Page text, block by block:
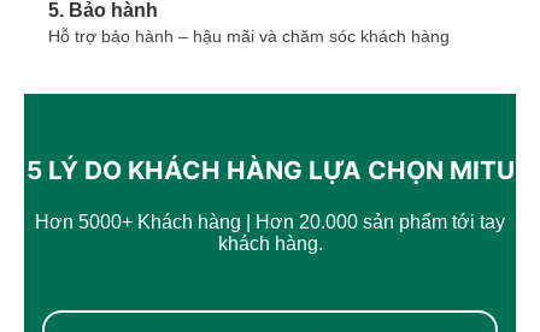
5. Bảo hành
Hỗ trợ bảo hành – hậu mãi và chăm sóc khách hàng
5 LÝ DO KHÁCH HÀNG LỰA CHỌN MITU
Hơn 5000+ Khách hàng | Hơn 20.000 sản phẩm tới tay
khách hàng.